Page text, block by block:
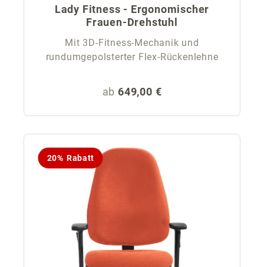
Lady Fitness - Ergonomischer
Frauen-Drehstuhl
Mit 3D-Fitness-Mechanik und
rundumgepolsterter Flex-Rückenlehne
Regulärer Preis:
ab 649,00 €
20% Rabatt